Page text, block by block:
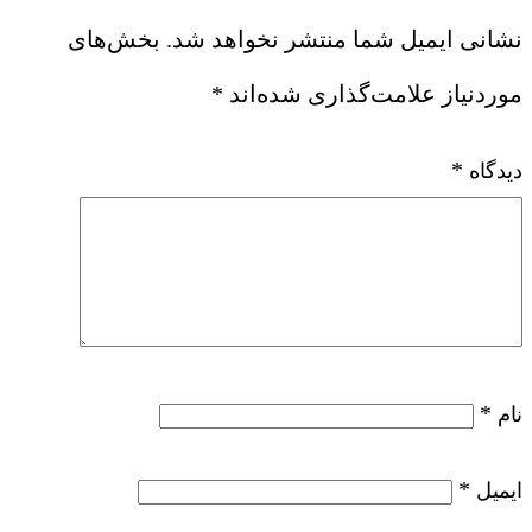
نشانی ایمیل شما منتشر نخواهد شد. بخش‌های
موردنیاز علامت‌گذاری شده‌اند *
دیدگاه *
نام *
ایمیل *